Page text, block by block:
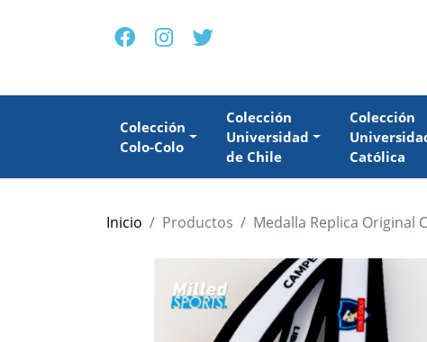
Colección
Colo-Colo
Colección
Universidad
de Chile
Colección
Católica
Inicio Productos Medalla Replica Original